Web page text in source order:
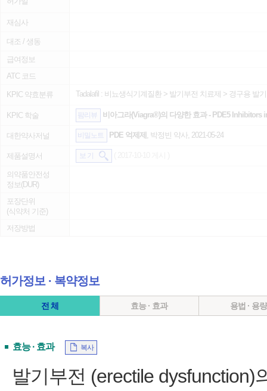
재심사
대조 / 생동
급여정보
ATC 코드
KPIC 약효분류 Tadalafil : 비뇨생식기계질환 > 발기부전 치료제 > 경구용 발
KPIC 학술 팜리뷰 비아그라(Viagra®)의 다양한 효과 - PDE5 Inhibitors
대한약사저널 비밀노트 PDE 억제제 , 박정빈 약사, 2021-05-24
제품설명서 보 기
의약품안전성
정보(DUR)
포장단위
(식약처 기준)
저장방법
허가정보 ∙ 복약정보
전 체 효능 · 효과 용법 · 용량
효능 · 효과 복사
발기부전 (erectile dysfunction)